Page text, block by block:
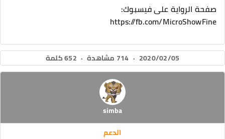
صفحة الرواية على فيسبوك:
https://fb.com/MicroShowFine
2020/02/05
· 714 مشاهدة · 652 كلمة
simba
الدعم